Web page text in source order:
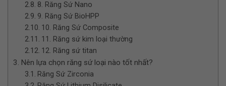
8. Răng Sứ Nano
9. Răng Sứ BioHPP
10. Răng Sứ Composite
11. Răng sứ kim loại thường
12. Răng sứ titan
Nên lựa chọn răng sứ loại nào tốt nhất?
Răng Sứ Zirconia